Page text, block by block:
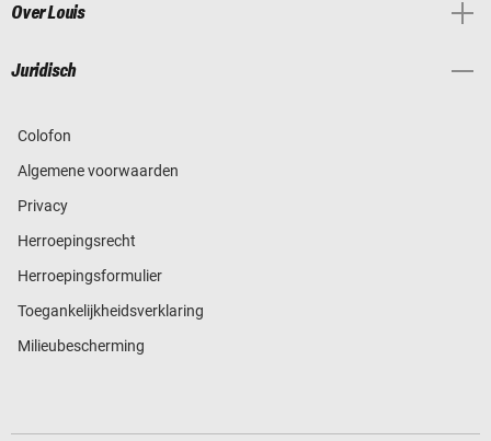
Over Louis
Juridisch
Colofon
Algemene voorwaarden
Privacy
Herroepingsrecht
Herroepingsformulier
Toegankelijkheidsverklaring
Milieubescherming